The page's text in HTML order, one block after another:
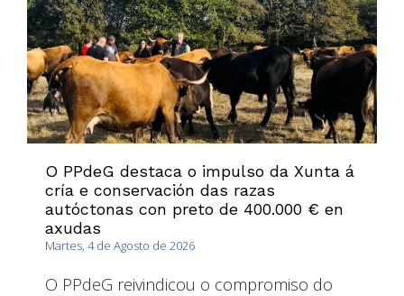
O PPdeG destaca o impulso da Xunta á
cría e conservación das razas
autóctonas con preto de 400.000 € en
axudas
Martes, 4 de Agosto de 2026
O PPdeG reivindicou o compromiso do